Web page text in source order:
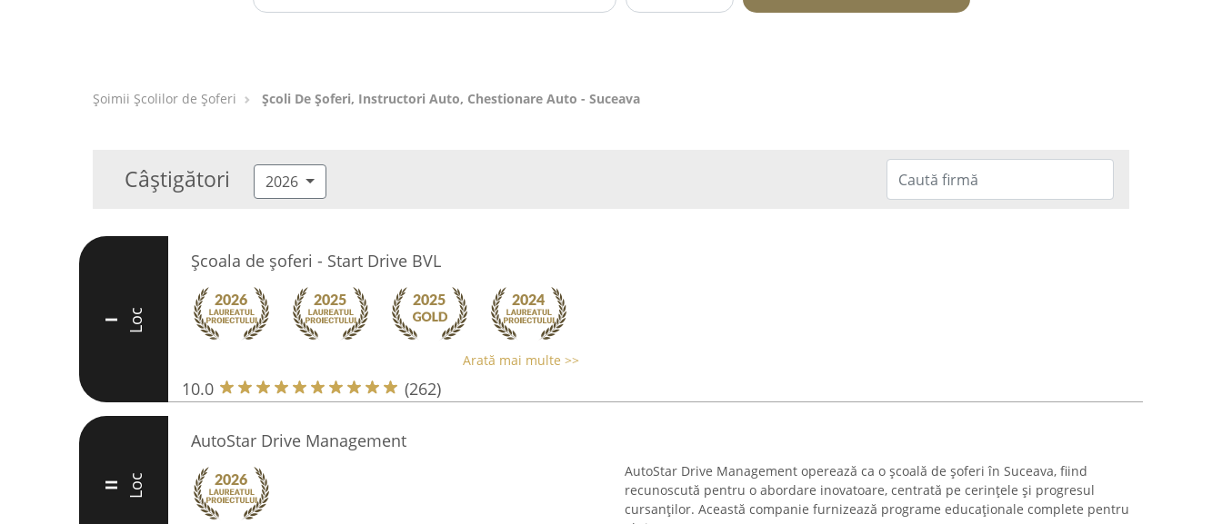
Şoimii Școlilor de Șoferi Școli De Șoferi, Instructori Auto, Chestionare Auto - Suceava
Câștigători 2026
I Loc
Școala de șoferi - Start Drive BVL
Arată mai multe >>
10.0 (262)
II Loc
AutoStar Drive Management
AutoStar Drive Management operează ca o școală de șoferi în Suceava, fiind
recunoscută pentru o abordare inovatoare, centrată pe cerințele și progresul
cursanților. Această companie furnizează programe educaționale complete pentru